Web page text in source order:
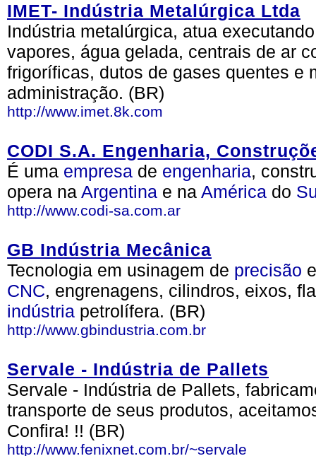
IMET- Indústria Metalúrgica Ltda
Indústria metalúrgica, atua
vapores, água gelada, centrais de ar
frigoríficas, dutos de gases quentes e
administração. (BR)
http://www.imet.8k.com
CODI S.A. Engenharia,
É uma empresa de engenharia,
opera na Argentina e na América do
http://www.codi-sa.com.ar
GB Indústria Mecânica
Tecnologia em usinagem de precisão
CNC, engrenagens, cilindros, eixos,
indústria petrolífera. (BR)
http://www.gbindustria.com.br
Servale - Indústria de Pallets
Servale - Indústria de Pallets,
transporte de seus produtos,
Confira! !! (BR)
http://www.fenixnet.com.br/~servale